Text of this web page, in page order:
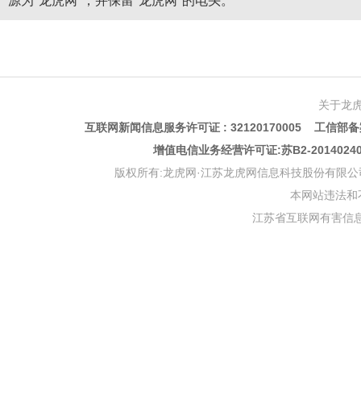
关于龙
互联网新闻信息服务许可证 : 32120170005 工信部
增值电信业务经营许可证:苏B2-
版权所有:龙虎网·江苏龙虎网信息科技股份有限
本网站违法
江苏省互联网有害